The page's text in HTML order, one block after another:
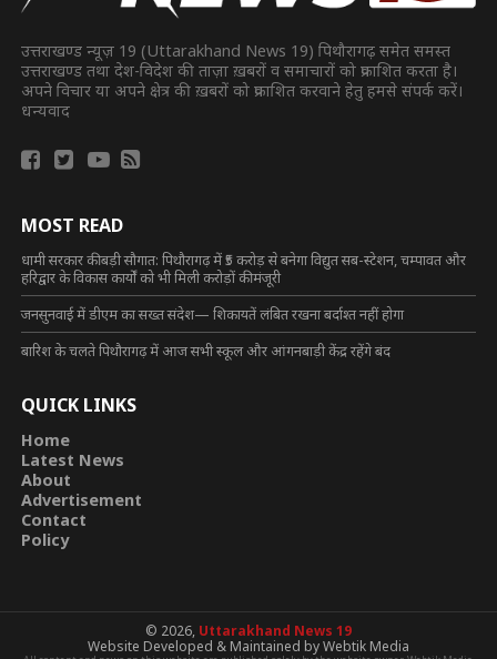
उत्तराखण्ड न्यूज़ 19 (Uttarakhand News 19) पिथौरागढ़ समेत समस्त
उत्तराखण्ड तथा देश-विदेश की ताज़ा ख़बरों व समाचारों को प्रकाशित करता है।
अपने विचार या अपने क्षेत्र की ख़बरों को प्रकाशित करवाने हेतु हमसे संपर्क करें।
धन्यवाद
MOST READ
धामी सरकार की बड़ी सौगात: पिथौरागढ़ में ₹5 करोड़ से बनेगा विद्युत सब-स्टेशन, चम्पावत और
हरिद्वार के विकास कार्यों को भी मिली करोड़ों की मंजूरी
जनसुनवाई में डीएम का सख्त संदेश— शिकायतें लंबित रखना बर्दाश्त नहीं होगा
बारिश के चलते पिथौरागढ़ में आज सभी स्कूल और आंगनबाड़ी केंद्र रहेंगे बंद
QUICK LINKS
Home
Latest News
About
Advertisement
Contact
Policy
© 2026, Uttarakhand News 19
Website Developed & Maintained by Webtik Media